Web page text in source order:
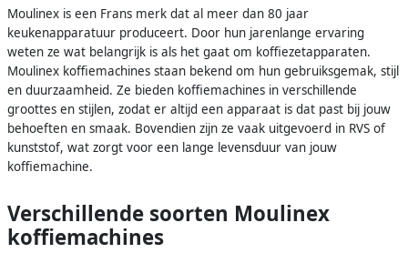
Moulinex is een Frans merk dat al meer dan 80 jaar
keukenapparatuur produceert. Door hun jarenlange ervaring
weten ze wat belangrijk is als het gaat om koffiezetapparaten.
Moulinex koffiemachines staan bekend om hun gebruiksgemak, stijl
en duurzaamheid. Ze bieden koffiemachines in verschillende
groottes en stijlen, zodat er altijd een apparaat is dat past bij jouw
behoeften en smaak. Bovendien zijn ze vaak uitgevoerd in RVS of
kunststof, wat zorgt voor een lange levensduur van jouw
koffiemachine.
Verschillende soorten Moulinex
koffiemachines